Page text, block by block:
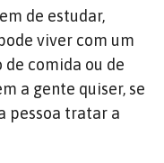
de estudar,
viver com um
comida ou de
a gente quiser, se
pessoa tratar a